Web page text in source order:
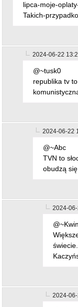
lipca-moje-
Takich-
2024-06-22
@~tusk0
republika tv
2024-06-22
@~Abc
TVN to
obudzą
2024-
2024-